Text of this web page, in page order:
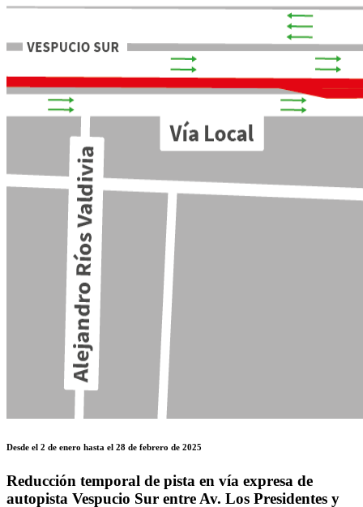
Desde el 2 de enero hasta el 28 de febrero de 2025
Reducción temporal de pista en vía expresa de
autopista Vespucio Sur entre Av. Los Presidentes y